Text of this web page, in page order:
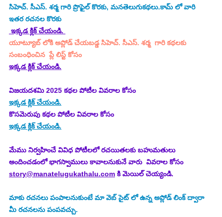
సిహెచ్. సీఎస్. శర్మ గారి ప్రొఫైల్ కొరకు, మనతెలుగుకథలు.కామ్ లో వారి
ఇతర రచనల కొరకు
ఇక్కడ క్లిక్ చేయండి.
యూట్యూబ్ లోకి అప్లోడ్ చేయబడ్డ సిహెచ్. సీఎస్. శర్మ  గారి కథలకు
సంబంధించిన  ప్లే లిస్ట్ కోసం
ఇక్కడ క్లిక్ చేయండి.
విజయదశమి 2025 కథల పోటీల వివరాల కోసం
ఇక్కడ క్లిక్ చేయండి.
కొసమెరుపు కథల పోటీల వివరాల కోసం
ఇక్కడ క్లిక్ చేయండి.
మేము నిర్వహించే వివిధ పోటీలలో రచయితలకు బహుమతులు
అందించడంలో భాగస్వాములు కావాలనుకునే వారు  వివరాల కోసం
story@manatelugukathalu.com కి మెయిల్ చెయ్యండి.
మాకు రచనలు పంపాలనుకుంటే మా వెబ్ సైట్ లో ఉన్న అప్లోడ్ లింక్ ద్వారా
మీ రచనలను పంపవచ్చు.